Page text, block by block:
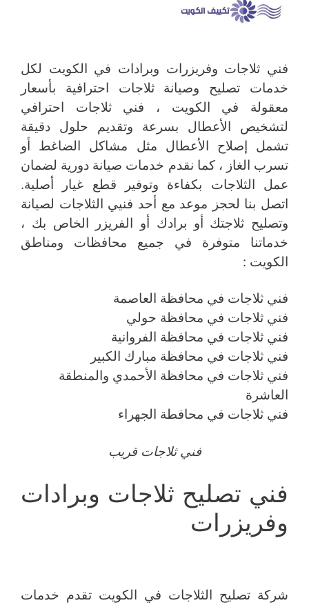
فني ثلاجات وفريزرات وبرادات في الكويت لكل
خدمات تصليح وصيانة ثلاجات احترافية بأسعار
معقولة في الكويت ، فني ثلاجات احترافي
لتشخيص الأعطال بسرعة وتقديم حلول دقيقة
تشمل إصلاح الأعطال مثل مشاكل الضاغط أو
تسرب الغاز ، كما نقدم خدمات صيانة دورية لضمان
عمل الثلاجات بكفاءة وتوفير قطع غيار أصلية.
اتصل بنا لحجز موعد مع أحد فنيي الثلاجات لصيانة
وتصليح ثلاجتك أو برادك أو الفريزر الخاص بك ،
خدماتنا متوفرة في جميع محافظات ومناطق
الكويت :
فني ثلاجات في محافظة العاصمة
فني ثلاجات في محافظة حولي
فني ثلاجات في محافظة الفروانية
فني ثلاجات في محافظة مبارك الكبير
فني ثلاجات في محافظة الأحمدي والمنطقة
العاشرة
فني ثلاجات في محافطة الجهراء
فني ثلاجات قريب
فني تصليح ثلاجات وبرادات
وفريزرات
شركة تصليح الثلاجات في الكويت تقدم خدمات